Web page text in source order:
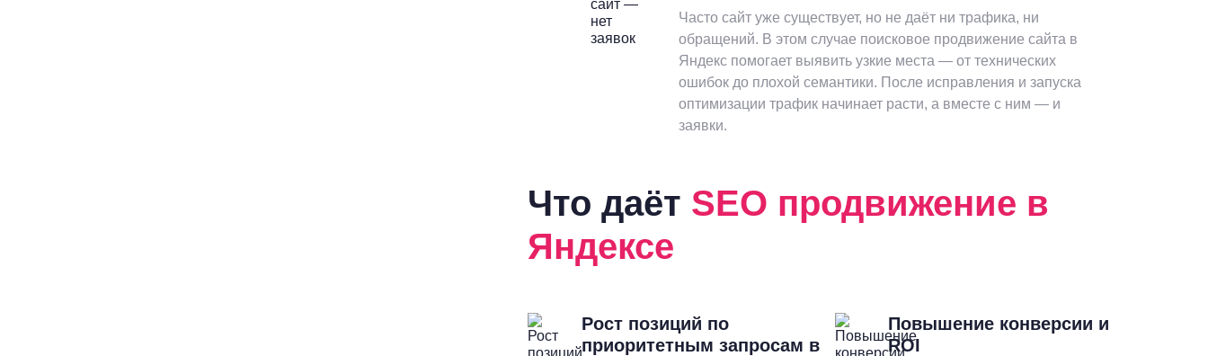
Часто сайт уже существует, но не даёт ни трафика, ни
обращений. В этом случае поисковое продвижение сайта в
Яндекс помогает выявить узкие места — от технических
ошибок до плохой семантики. После исправления и запуска
оптимизации трафик начинает расти, а вместе с ним — и
заявки.
Что даёт SEO продвижение в
Яндексе
Рост позиций по
приоритетным запросам в
Повышение конверсии и
ROI